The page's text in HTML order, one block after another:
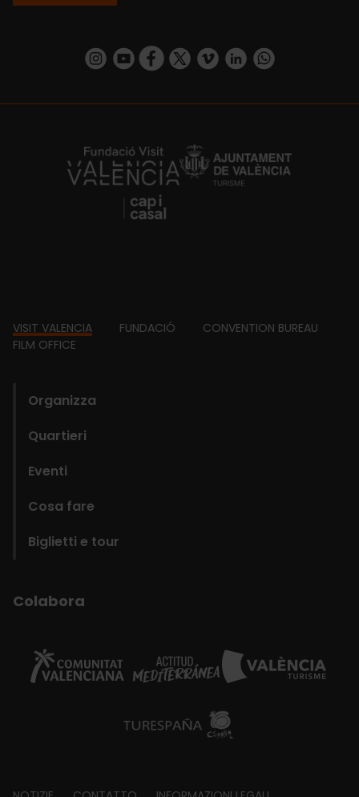
https://www.instagram.com/visit_valencia/
https://www.youtube.com/user/
https://www.facebook.com/
https://twitter.com/VisitaValencia
https://vimeo.com/
https://www.linkedin.com/company/turismo-valencia/https://api.whatsapp.com/send/
https://fundacion.visitvalencia.com/
Footer
VISIT VALENCIA FUNDACIÓ
CONVENTION BUREAU
FILM OFFICE
Organizza
Quartieri
Eventi
Cosa fare
Biglietti e tour
Colabora